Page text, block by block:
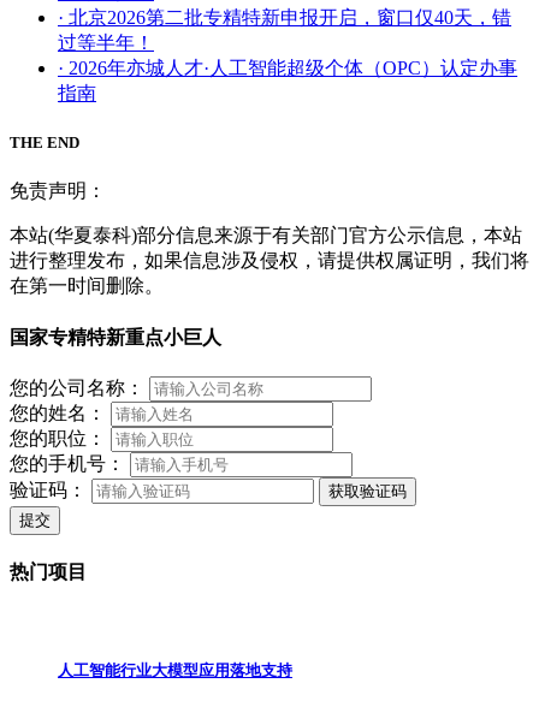
· 北京2026第二批专精特新申报开启，窗口仅40天，错
过等半年！
· 2026年亦城人才·人工智能超级个体（OPC）认定办事
指南
THE END
免责声明：
本站(华夏泰科)部分信息来源于有关部门官方公示信息，本站
进行整理发布，如果信息涉及侵权，请提供权属证明，我们将
在第一时间删除。
国家专精特新重点小巨人
您的公司名称：
您的姓名：
您的职位：
您的手机号：
验证码：
获取验证码
提交
热门项目
人工智能行业大模型应用落地支持